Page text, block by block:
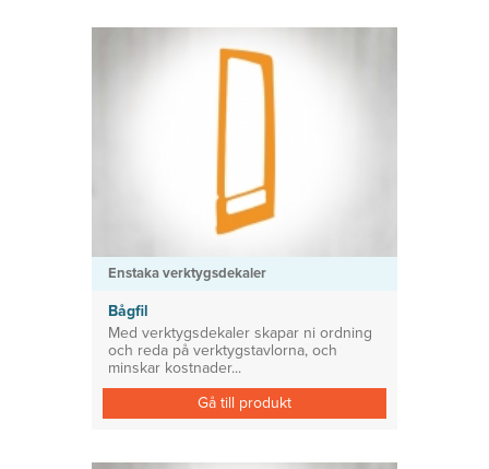
Enstaka verktygsdekaler
Bågfil
Med verktygsdekaler skapar ni ordning
och reda på verktygstavlorna, och
minskar kostnader...
Gå till produkt